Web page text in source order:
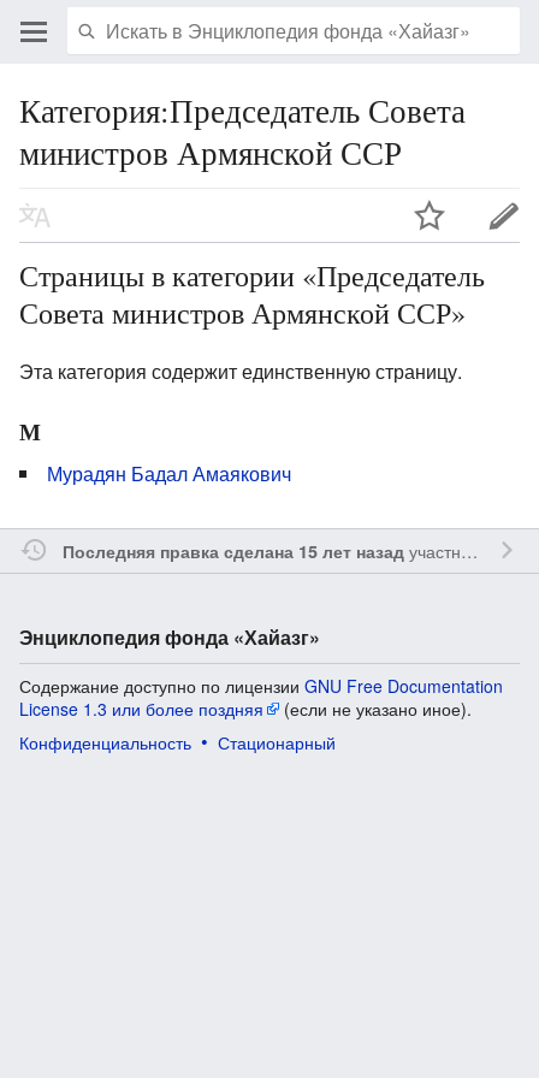
Категория:Председатель Совета
министров Армянской ССР
Страницы в категории «Председатель
Совета министров Армянской ССР»
Эта категория содержит единственную страницу.
М
Мурадян Бадал Амаякович
Последняя правка сделана 15 лет назадучастником
Энциклопедия фонда «Хайазг»
Содержание доступно по лицензии GNU Free Documentation
License 1.3 или более поздняя
(если не указано иное).
Конфиденциальность
Стационарный